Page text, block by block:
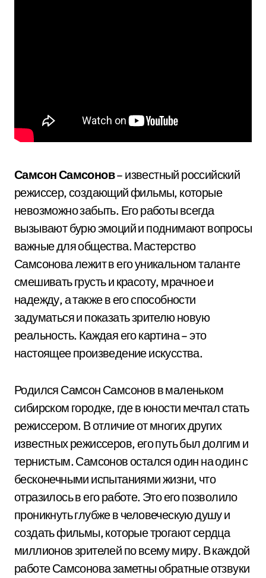
Самсон Самсонов– известный российский
режиссер, создающий фильмы, которые
невозможно забыть. Его работы всегда
вызывают бурю эмоций и поднимают вопросы
важные для общества. Мастерство
Самсонова лежит в его уникальном таланте
смешивать грусть и красоту, мрачное и
надежду, а также в его способности
задуматься и показать зрителю новую
реальность. Каждая его картина – это
настоящее произведение искусства.
Родился Самсон Самсонов в маленьком
сибирском городке, где в юности мечтал стать
режиссером. В отличие от многих других
известных режиссеров, его путь был долгим и
тернистым. Самсонов остался один на один с
бесконечными испытаниями жизни, что
отразилось в его работе. Это его позволило
проникнуть глубже в человеческую душу и
создать фильмы, которые трогают сердца
миллионов зрителей по всему миру. В каждой
работе Самсонова заметны обратные отзвуки